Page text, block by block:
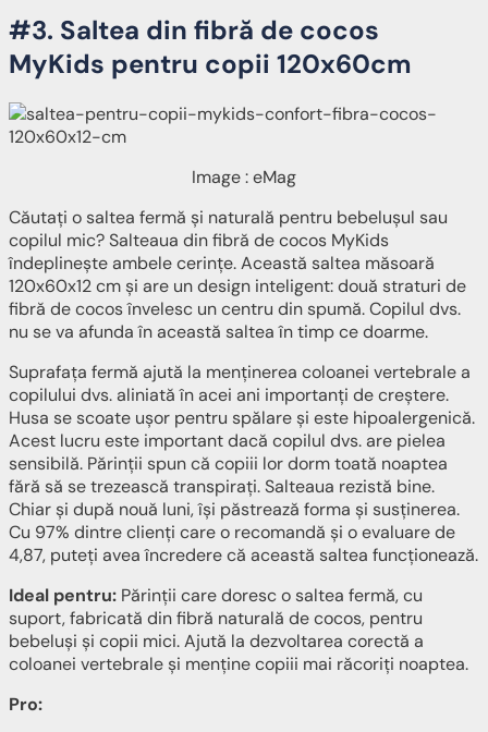
#3. Saltea din fibră de cocos
MyKids pentru copii 120x60cm
Image : eMag
Căutați o saltea fermă și naturală pentru bebelușul sau
copilul mic? Salteaua din fibră de cocos MyKids
îndeplinește ambele cerințe. Această saltea măsoară
120x60x12 cm și are un design inteligent: două straturi de
fibră de cocos învelesc un centru din spumă. Copilul dvs.
nu se va afunda în această saltea în timp ce doarme.
Suprafața fermă ajută la menținerea coloanei vertebrale a
copilului dvs. aliniată în acei ani importanți de creștere.
Husa se scoate ușor pentru spălare și este hipoalergenică.
Acest lucru este important dacă copilul dvs. are pielea
sensibilă. Părinții spun că copiii lor dorm toată noaptea
fără să se trezească transpirați. Salteaua rezistă bine.
Chiar și după nouă luni, își păstrează forma și susținerea.
Cu 97% dintre clienți care o recomandă și o evaluare de
4,87, puteți avea încredere că această saltea funcționează.
Ideal pentru: Părinții care doresc o saltea fermă, cu
suport, fabricată din fibră naturală de cocos, pentru
bebeluși și copii mici. Ajută la dezvoltarea corectă a
coloanei vertebrale și menține copiii mai răcoriți noaptea.
Pro: